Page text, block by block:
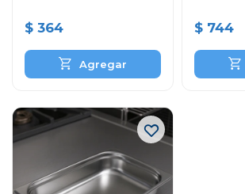
$ 364 $ 744